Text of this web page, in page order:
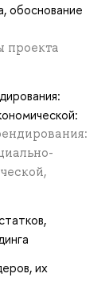
обоснование
проекта
их